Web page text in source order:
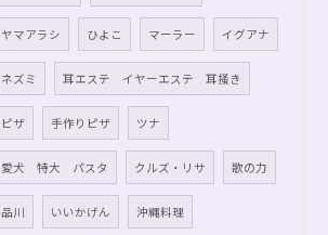
ヤマアラシ ひよこ マーラー イグアナ
ネズミ 耳エステ イヤーエステ 耳掻き
ピザ 手作りピザ ツナ
愛犬 特大 パスタ クルズ・リサ 歌の力
品川 いいかげん 沖縄料理